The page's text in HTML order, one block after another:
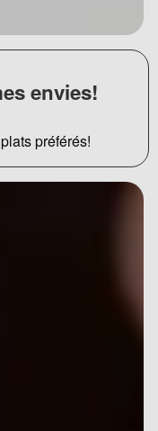
envies!
préférés!